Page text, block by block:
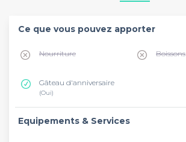
Ce que vous pouvez apporter
Nourriture Boissons
Gâteau d'anniversaire
(Oui)
Equipements & Services